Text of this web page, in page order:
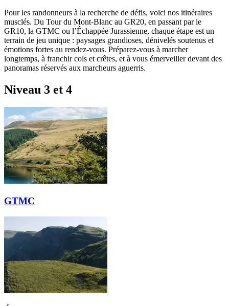
Pour les randonneurs à la recherche de défis, voici nos itinéraires
musclés. Du Tour du Mont-Blanc au GR20, en passant par le
GR10, la GTMC ou l’Échappée Jurassienne, chaque étape est un
terrain de jeu unique : paysages grandioses, dénivelés soutenus et
émotions fortes au rendez-vous. Préparez-vous à marcher
longtemps, à franchir cols et crêtes, et à vous émerveiller devant des
panoramas réservés aux marcheurs aguerris.
Niveau 3 et 4
GTMC